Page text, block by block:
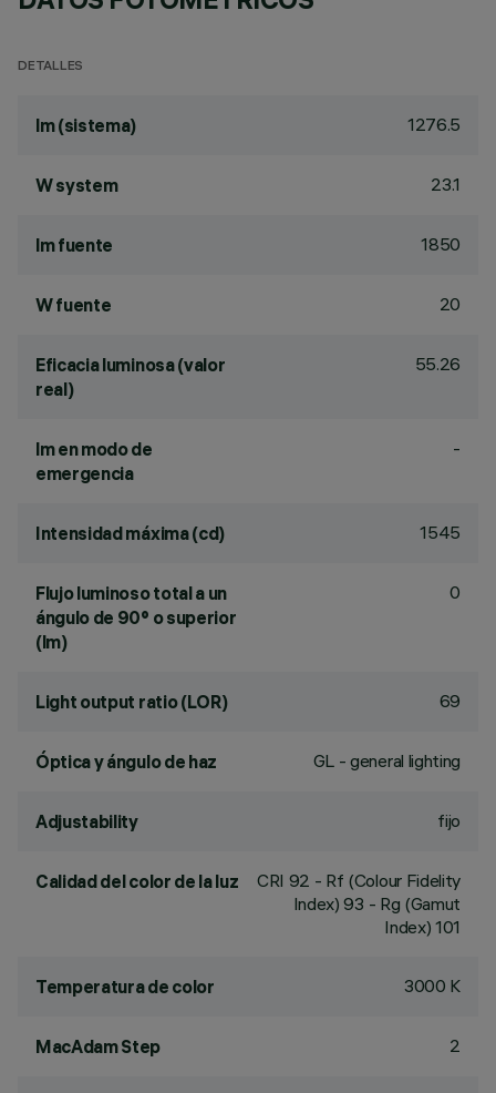
DETALLES
lm (sistema) 1276.5
W system 23.1
lm fuente 1850
W fuente 20
Eficacia luminosa (valor
real)
55.26
lm en modo de
emergencia
-
Intensidad máxima (cd) 1545
Flujo luminoso total a un
ángulo de 90° o superior
(lm)
0
Light output ratio (LOR) 69
Óptica y ángulo de haz GL - general lighting
Adjustability fijo
Calidad del color de la luz CRI 92 - Rf (Colour Fidelity
Index) 93 - Rg (Gamut
Index) 101
Temperatura de color 3000 K
MacAdam Step 2